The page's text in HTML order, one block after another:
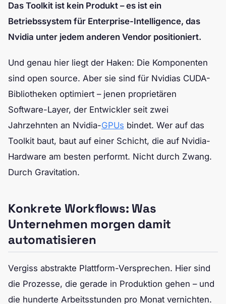
Das Toolkit ist kein Produkt – es ist ein
Betriebssystem für Enterprise-Intelligence, das
Nvidia unter jedem anderen Vendor positioniert.
Und genau hier liegt der Haken: Die Komponenten
sind open source. Aber sie sind für Nvidias CUDA-
Bibliotheken optimiert – jenen proprietären
Software-Layer, der Entwickler seit zwei
Jahrzehnten an Nvidia-GPUs bindet. Wer auf das
Toolkit baut, baut auf einer Schicht, die auf Nvidia-
Hardware am besten performt. Nicht durch Zwang.
Durch Gravitation.
Konkrete Workflows: Was
Unternehmen morgen damit
automatisieren
Vergiss abstrakte Plattform-Versprechen. Hier sind
die Prozesse, die gerade in Produktion gehen – und
die hunderte Arbeitsstunden pro Monat vernichten.